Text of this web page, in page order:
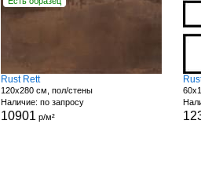
Rust Rett
120x280 см, пол/стены
Наличие: по запросу
10901 р/м²